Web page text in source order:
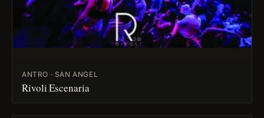
ANTRO · SAN ANGEL
Rivoli Escenaria